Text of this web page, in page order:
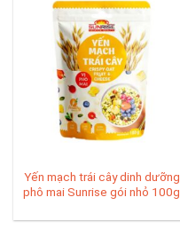
Yến mạch trái cây dinh dưỡng
phô mai Sunrise gói nhỏ 100g